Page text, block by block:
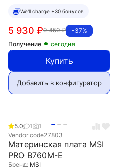
We'll charge +30 бонусов
-37%
9 450₽
5 930 ₽
Получение сегодня
Купить
Добавить в конфигуратор
5.0 1
1
Vendor code27803
Материнская плата MSI
PRO B760M-E
Бренд: MSI